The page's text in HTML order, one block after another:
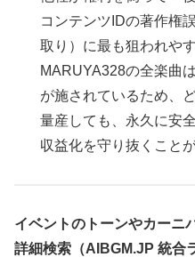
コンテンツIDの著作権
取り）に最も狙われや
MARUYA328の全楽曲
が施されているため、
量産しても、永久に安
収益化を守り抜くこと
イベントのトーンやカーニ
詳細検索（AIBGM.JP 統合